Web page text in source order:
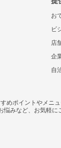
お
ビ
店
企
自
ポイントやメニ
みなど、お気軽に